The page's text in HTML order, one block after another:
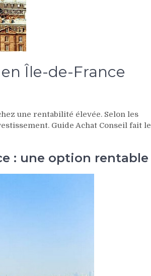
Île-de-France
une rentabilité élevée. Selon les
Guide Achat Conseil fait le
: une option rentable